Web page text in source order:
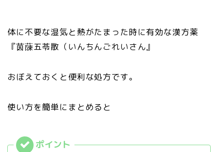
体に不要な湿気と熱がたまった時に有効な漢方薬
『茵蔯五苓散（いんちんごれいさん』
おぼえておくと便利な処方です。
使い方を簡単にまとめると